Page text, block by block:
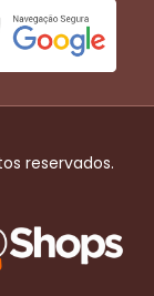
reservados.